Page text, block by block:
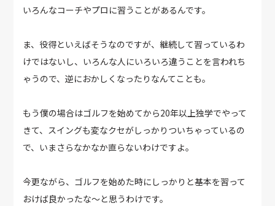
いろんなコーチやプロに習うことがあるんです。
ま、役得といえばそうなのですが、継続して習っているわ
けではないし、いろんな人にいろいろ違うことを言われち
ゃうので、逆におかしくなったりなんてことも。
もう僕の場合はゴルフを始めてから20年以上独学でやって
きて、スイングも変なクセがしっかりついちゃっているの
で、いまさらなかなか直らないわけですよ。
今更ながら、ゴルフを始めた時にしっかりと基本を習って
おけば良かったな〜と思うわけです。